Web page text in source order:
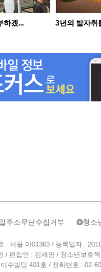
하겠... 3년의 발자취
주소무단수집거부 청소
: 서울 아01363 / 등록일자 :
/ 편집인 : 김세영 / 청소년보호
수빌딩 401호 / 전화번호 : 02-